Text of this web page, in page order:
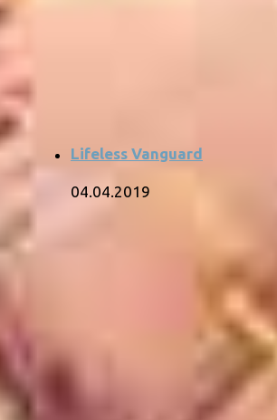
Lifeless Vanguard
04.04.2019